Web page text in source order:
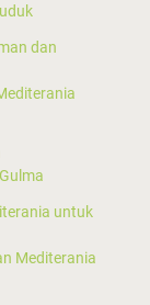
dan
untuk
Mediterania